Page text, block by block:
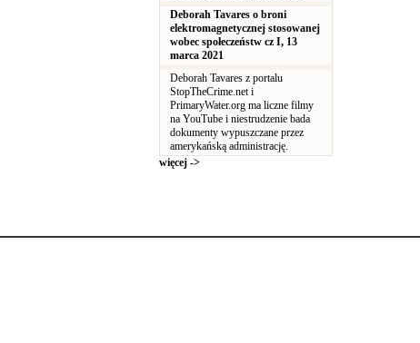
Deborah Tavares o broni
elektromagnetycznej stosowanej
wobec społeczeństw cz I, 13
marca 2021
Deborah Tavares z portalu
StopTheCrime.net i
PrimaryWater.org ma liczne filmy
na YouTube i niestrudzenie bada
dokumenty wypuszczane przez
amerykańską administrację.
więcej ->